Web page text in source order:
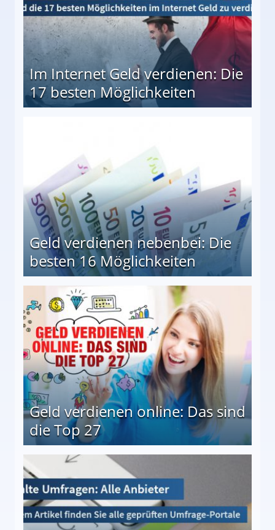
Im Internet Geld verdienen: Die
17 besten Möglichkeiten
Geld verdienen nebenbei: Die
besten 16 Möglichkeiten
Geld verdienen online: Das sind
die Top 27